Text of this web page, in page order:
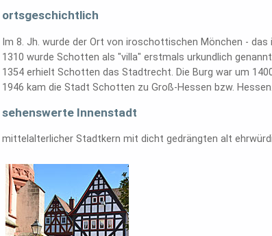
ortsgeschichtlich
Im 8. Jh. wurde der Ort von iroschottischen Mönchen -
1310 wurde Schotten als "villa" erstmals urkundlich
1354 erhielt Schotten das Stadtrecht. Die Burg war um
1946 kam die Stadt Schotten zu Groß-Hessen bzw. Hessen.
sehenswerte Innenstadt
mittelalterlicher Stadtkern mit dicht gedrängten alt